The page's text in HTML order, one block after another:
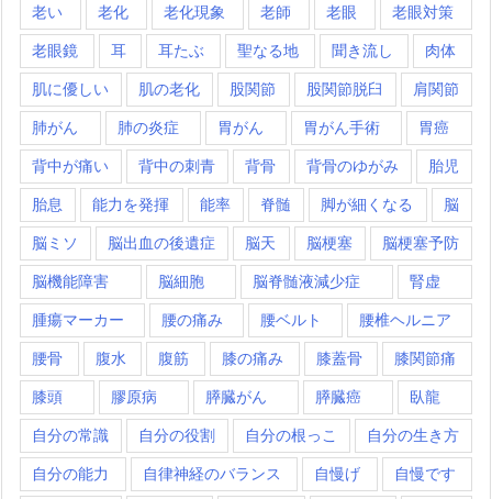
老い 老化 老化現象 老師 老眼 老眼対策
老眼鏡 耳 耳たぶ 聖なる地 聞き流し 肉体
肌に優しい 肌の老化 股関節 股関節脱臼 肩関節
肺がん 肺の炎症 胃がん 胃がん手術 胃癌
背中が痛い 背中の刺青 背骨 背骨のゆがみ 胎児
胎息 能力を発揮 能率 脊髄 脚が細くなる 脳
脳ミソ 脳出血の後遺症 脳天 脳梗塞 脳梗塞予防
脳機能障害 脳細胞 脳脊髄液減少症 腎虚
腫瘍マーカー 腰の痛み 腰ベルト 腰椎ヘルニア
腰骨 腹水 腹筋 膝の痛み 膝蓋骨 膝関節痛
膝頭 膠原病 膵臓がん 膵臓癌 臥龍
自分の常識 自分の役割 自分の根っこ 自分の生き方
自分の能力 自律神経のバランス 自慢げ 自慢です